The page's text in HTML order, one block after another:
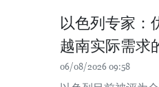
以色列专家：
越南实际需求
06/08/2026 09:58